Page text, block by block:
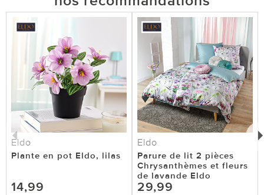
Eldo
Plante en pot Eldo, lilas
14,99
Eldo
Parure de lit 2 pièces
Chrysanthèmes et fleurs
de lavande Eldo
29,99